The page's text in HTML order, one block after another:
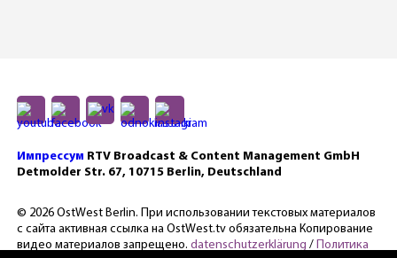
Импрессум RTV Broadcast & Content Management GmbH
Detmolder Str. 67, 10715 Berlin, Deutschland
© 2026 OstWest Berlin. При использовании текстовых материалов
с сайта активная ссылка на OstWest.tv обязательна Копирование
видео материалов запрещено. datenschutzerklärung /
Политика